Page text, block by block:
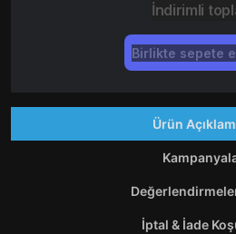
İndirimli
Birlikte sepete
Ürün
İptal & İade